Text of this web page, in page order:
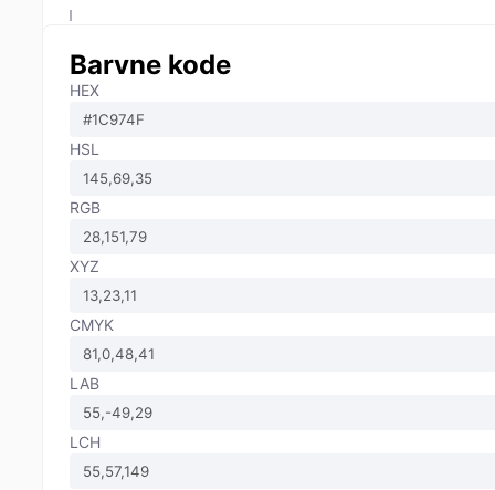
Barvne kode
HEX
HSL
RGB
XYZ
CMYK
LAB
LCH